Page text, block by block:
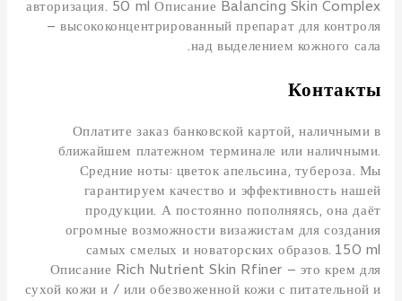
авторизация. 50 ml Описание Balancing Skin Complex
– высококонцентрированный препарат для контроля
над выделением кожного сала.
Контакты
Оплатите заказ банковской картой, наличными в
ближайшем платежном терминале или наличными.
Средние ноты: цветок апельсина, тубероза. Мы
гарантируем качество и эффективность нашей
продукции. А постоянно пополняясь, она даёт
огромные возможности визажистам для создания
самых смелых и новаторских образов. 150 ml
Описание Rich Nutrient Skin Rfiner – это крем для
сухой кожи и / или обезвоженной кожи с питательной и